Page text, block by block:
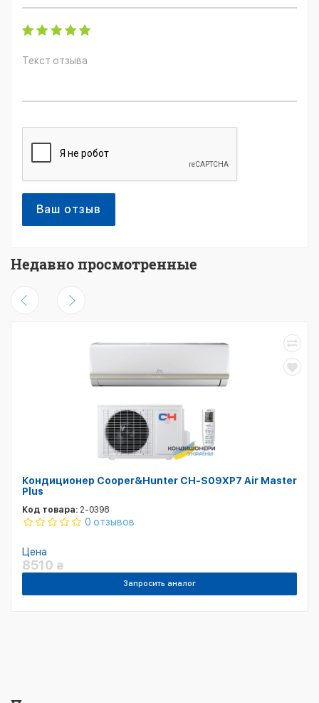
Ваш отзыв
Недавно просмотренные
Кондиционер Cooper&Hunter CH-S09XP7 Air Master
Plus
Код товара: 2-0398
0 отзывов
Цена
8510 ₴
Запросить аналог